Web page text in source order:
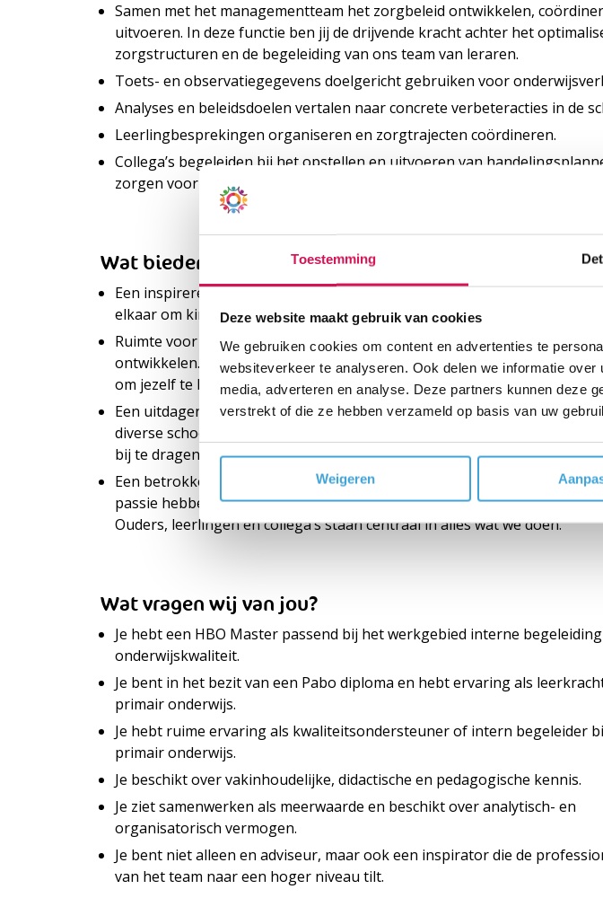
Toestemming
Deze website maakt gebruik van cookies
We gebruiken cookies om content en advertenties te
websiteverkeer te analyseren. Ook delen we informatie
media, adverteren en analyse. Deze partners kunnen deze
verstrekt of die ze hebben verzameld op basis van uw
Weigeren
Samen met het managementteam het zorgbeleid ontwikkelen,
uitvoeren. In deze functie ben jij de drijvende kracht achter het
zorgstructuren en de begeleiding van ons team van leraren.
Toets- en observatiegegevens doelgericht gebruiken voor
Analyses en beleidsdoelen vertalen naar concrete verbeteracties in de
Leerlingbesprekingen organiseren en zorgtrajecten coördineren.
Collega’s begeleiden bij het opstellen en uitvoeren van
zorgen voor een cyclische borging van kwaliteit.
Wat bieden wij jou?
Een inspirerende werkomgeving. Wij vinden samenwerking belangrijk
elkaar om kinderen het beste onderwijs te bieden.
Ruimte voor professionalisering. Wij stimuleren ons personeel om zich
ontwikkelen. Via workshops, trainingen en teamoverleggen krijg je
om jezelf te blijven verbeteren.
Een uitdagende en afwisselende functie. Je gaat aan de slag in een
diverse schoolomgeving. Je hebt de ruimte om eigen initiatieven te
bij te dragen aan het onderwijsaanbod.
Een betrokken en enthousiaste schoolgemeente. Je werkt samen met
passie hebben voor het vak en betrokken zijn bij de ontwikkeling van
Ouders, leerlingen en collega’s staan centraal in alles wat we doen.
Wat vragen wij van jou?
Je hebt een HBO Master passend bij het werkgebied interne
onderwijskwaliteit.
Je bent in het bezit van een Pabo diploma en hebt ervaring als
primair onderwijs.
Je hebt ruime ervaring als kwaliteitsondersteuner of intern begeleider
primair onderwijs.
Je beschikt over vakinhoudelijke, didactische en pedagogische kennis.
Je ziet samenwerken als meerwaarde en beschikt over analytisch- en
organisatorisch vermogen.
Je bent niet alleen en adviseur, maar ook een inspirator die de
van het team naar een hoger niveau tilt.